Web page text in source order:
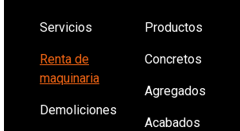
Servicios
Renta de
maquinaria
Demoliciones
Productos
Concretos
Agregados
Acabados